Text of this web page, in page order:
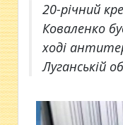
20-річний
Коваленко
ході
Луганській